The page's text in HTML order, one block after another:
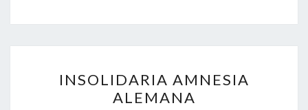
o
o
k
er dI
n
l
p
ar
tir
AMNESIA
ALEMANA
INSOLIDARIA AMNESIA
ALEMANA